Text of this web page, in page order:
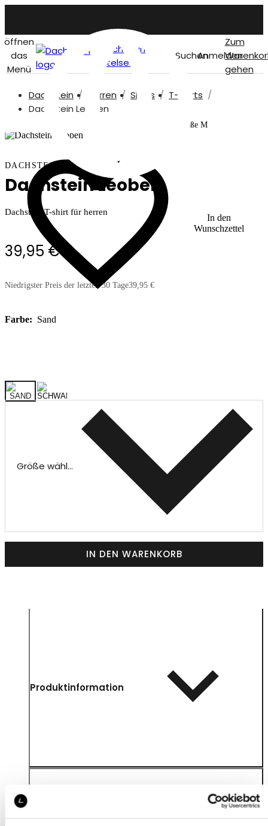
öffnen
das
Menü
Dachstein
titelseite
SuchenAnmelden
Zum
gehen
Dachstein Herren Shirts
T-shirts
Dachstein Leoben
In den
Wunschzettel
Unser Model ist 187 cm und trägt Größe M
DACHSTEIN
Dachstein Leoben
Dachstein T-shirt für herren
39,95 €
Niedrigster Preis der letzten 30 Tage39,95 €
Farbe: Sand
Größe wählen
IN DEN WARENKORB
Produktinformation